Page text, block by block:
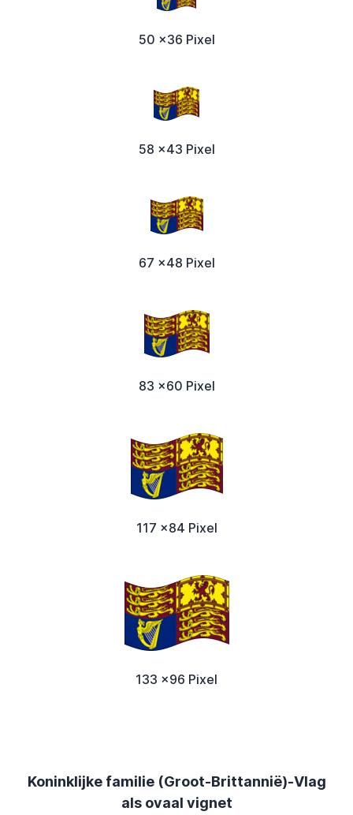
50 x36 Pixel
58 x43 Pixel
67 x48 Pixel
83 x60 Pixel
117 x84 Pixel
133 x96 Pixel
Koninklijke familie (Groot-Brittannië)-Vlag
als ovaal vignet